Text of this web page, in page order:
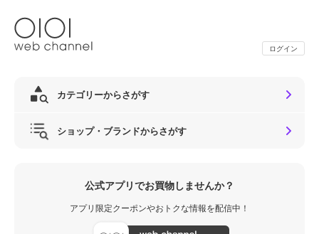
ログイン
カテゴリーからさがす
ショップ・ブランドからさがす
公式アプリでお買物しませんか？
アプリ限定クーポンやおトクな情報を配信中！